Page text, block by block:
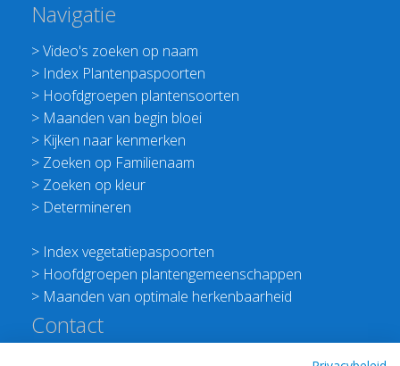
Navigatie
>Video's zoeken op naam
> Index Plantenpaspoorten
> Hoofdgroepen plantensoorten
> Maanden van begin bloei
> Kijken naar kenmerken
> Zoeken op Familienaam
> Zoeken op kleur
> Determineren
> Index vegetatiepaspoorten
> Hoofdgroepen plantengemeenschappen
> Maanden van optimale herkenbaarheid
Contact